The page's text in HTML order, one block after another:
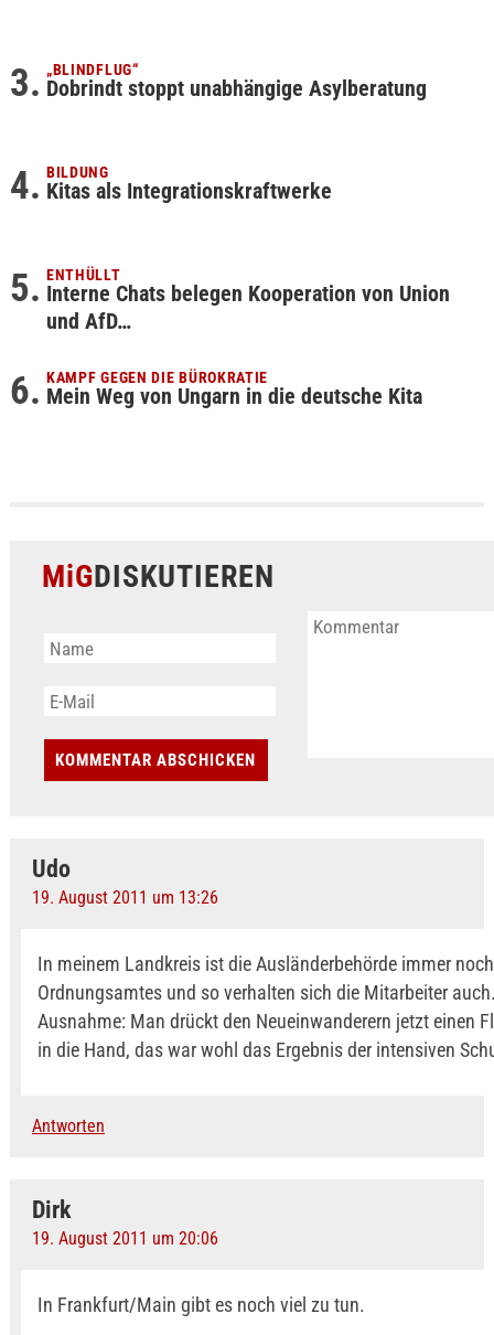
„BLINDFLUG“
Dobrindt stoppt unabhängige Asylberatung
BILDUNG
Kitas als Integrationskraftwerke
ENTHÜLLT
Interne Chats belegen Kooperation von Union
und AfD…
KAMPF GEGEN DIE BÜROKRATIE
Mein Weg von Ungarn in die deutsche Kita
MiGDISKUTIEREN
Udo
19. August 2011 um 13:26
In meinem Landkreis ist die Ausländerbehörde immer
Ordnungsamtes und so verhalten sich die Mitarbeiter
Ausnahme: Man drückt den Neueinwanderern jetzt einen
in die Hand, das war wohl das Ergebnis der intensiven
Antworten
Dirk
19. August 2011 um 20:06
In Frankfurt/Main gibt es noch viel zu tun.